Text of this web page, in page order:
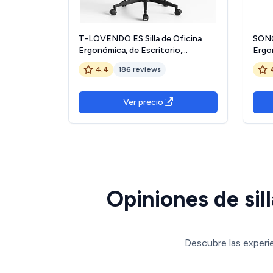
T-LOVENDO.ES Silla de Oficina
Ergonómica, de Escritorio,
Ejecutiva, Giratoria con Ruedas, de
Juegos de Malla Transpirable, con
Ajustable, Soporte Lumbar para
Oficina, Casa
4.4 186 reviews
Ver precio
Opiniones de
Descubre las